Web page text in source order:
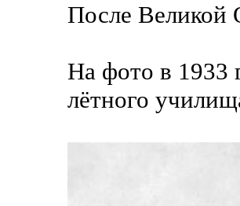
После Великой
На фото в 1933
лётного